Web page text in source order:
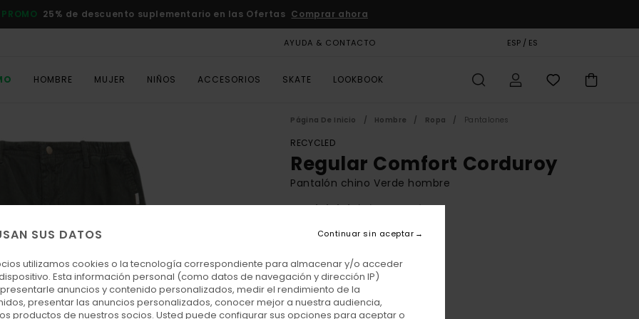
PROMO 25% de descuento suplementario en las Ofertas Comprar ahora
AYUDA & CONTACTO ESP / ES
HOMBRE MUJER NIÑOS ACCESORIOS SKATE LOOKBOOK
Página De Inicio Hombre Ropa Pantalones
RECYCLED
Regular Comfort Corduroy
Pantalón chino Verde hombre
4.8
ECO-BONUS
38,25 €
OFERTAS
DOBLE PROMO -25% EXTRA
SUS DATOS
utilizamos cookies o la tecnología correspondiente para almacenar y/o acceder
Esta información personal (como datos de navegación y dirección IP)
anuncios y contenido personalizados, medir el rendimiento de la
presentar las anuncios personalizados, conocer mejor a nuestra audiencia,
productos de nuestros socios. Usted puede configurar sus opciones para aceptar o
Continuar sin aceptar